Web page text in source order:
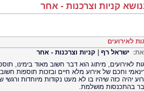
קניות וצרכנות - אחר
לאירועים
ישראל רף
קניות וצרכנות - אחר
לאירועים, מיתוג הוא דבר חשוב מאוד בימינו,
דינאמי וחכם של אירוע מלא חיים ובזכות תוספות
יהיה כזה שיהיו בו לא מעט נקודות מיוחדות
בהתכנסות מושלמת.